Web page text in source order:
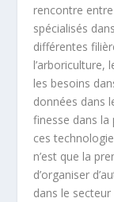
rencontre
spécialisés
différentes
l’arboriculture,
les besoins
données dans
finesse dans
ces
n’est que la
d’organiser
dans le